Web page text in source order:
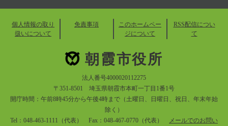
個人情報の取り
扱いについて
免責事項
このホームペー
ジについて
RSS配信につい
て
朝霞市役所
法人番号4000020112275
〒351-8501 埼玉県朝霞市本町一丁目1番1号
開庁時間：午前8時45分から午後4時まで（土曜日、日曜日、祝日、年末年始
除く）
Tel：048-463-1111（代表） Fax：048-467-0770（代表）
メールでのお問い